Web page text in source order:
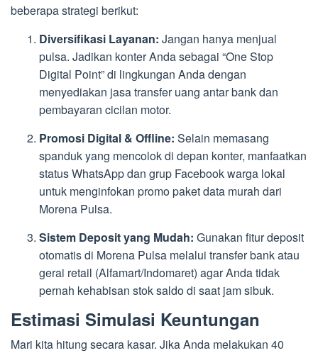
beberapa strategi berikut:
Diversifikasi Layanan: Jangan hanya menjual
pulsa. Jadikan konter Anda sebagai “One Stop
Digital Point” di lingkungan Anda dengan
menyediakan jasa transfer uang antar bank dan
pembayaran cicilan motor.
Promosi Digital & Offline: Selain memasang
spanduk yang mencolok di depan konter, manfaatkan
status WhatsApp dan grup Facebook warga lokal
untuk menginfokan promo paket data murah dari
Morena Pulsa.
Sistem Deposit yang Mudah: Gunakan fitur deposit
otomatis di Morena Pulsa melalui transfer bank atau
gerai retail (Alfamart/Indomaret) agar Anda tidak
pernah kehabisan stok saldo di saat jam sibuk.
Estimasi Simulasi Keuntungan
Mari kita hitung secara kasar. Jika Anda melakukan 40